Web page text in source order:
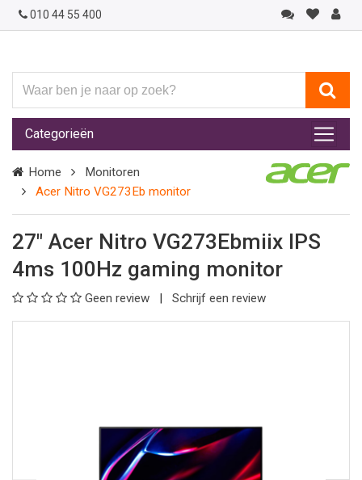
010 44 55 400
ben
je
naar
op
zoek?
Categorieën
Home
Monitoren
Acer Nitro VG273Eb monitor
27" Acer Nitro VG273Ebmiix IPS
4ms 100Hz gaming monitor
Geen review Schrijf een review